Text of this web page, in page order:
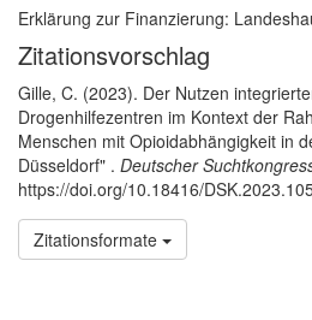
Erklärung zur Finanzierung:
Artikel-Details
Zitationsvorschlag
Gille, C. (2023). Der Nutzen
Drogenhilfezentren im Kontext der
Menschen mit Opioidabhängigkeit in
Düsseldorf" . Deutscher
https://doi.org/10.18416/
Zitationsformate